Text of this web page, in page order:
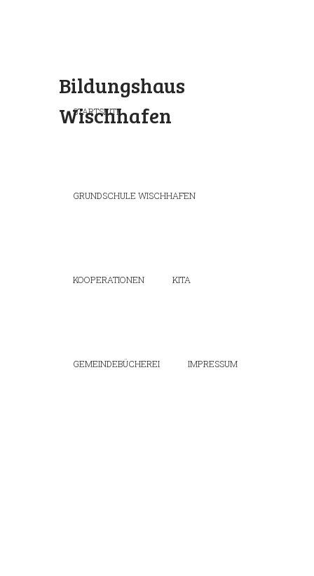
Bildungshaus
Wischhafen
STARTSEITE
GRUNDSCHULE WISCHHAFEN
KOOPERATIONEN KITA
GEMEINDEBÜCHEREI IMPRESSUM